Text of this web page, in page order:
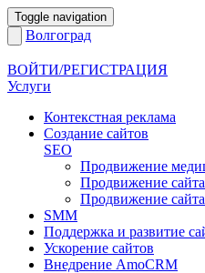
Toggle navigation
Волгоград
ВОЙТИ/РЕГИСТРАЦИЯ
Услуги
Контекстная реклама
Создание сайтов
SEO
Продвижение
Продвижение
Продвижение
SMM
Поддержка и развитие
Ускорение сайтов
Внедрение AmoCRM